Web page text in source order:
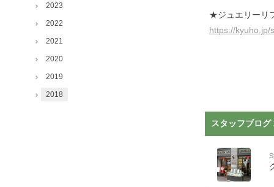
★ジュエリーリ
https://kyuho.jp/
スタッフブログ
2023
2022
2021
2020
2019
2018